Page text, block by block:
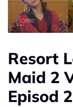
Resort
Maid 2
Episod 2